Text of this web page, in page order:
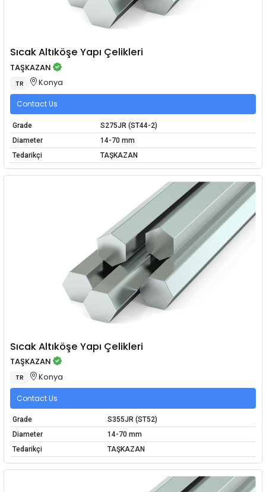
Sıcak Altıköşe Yapı Çelikleri
TAŞKAZAN
TR Konya
Contact Us
Grade
S275JR (ST44-2)
Diameter
14-70 mm
Tedarikçi
TAŞKAZAN
Sıcak Altıköşe Yapı Çelikleri
TAŞKAZAN
TR Konya
Contact Us
Grade
S355JR (ST52)
Diameter
14-70 mm
Tedarikçi
TAŞKAZAN